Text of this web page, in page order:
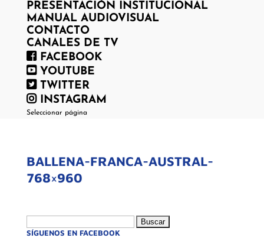
PRESENTACIÓN INSTITUCIONAL
MANUAL AUDIOVISUAL
CONTACTO
CANALES DE TV
FACEBOOK
YOUTUBE
TWITTER
INSTAGRAM
Seleccionar página
BALLENA-FRANCA-AUSTRAL-
768×960
SÍGUENOS EN FACEBOOK